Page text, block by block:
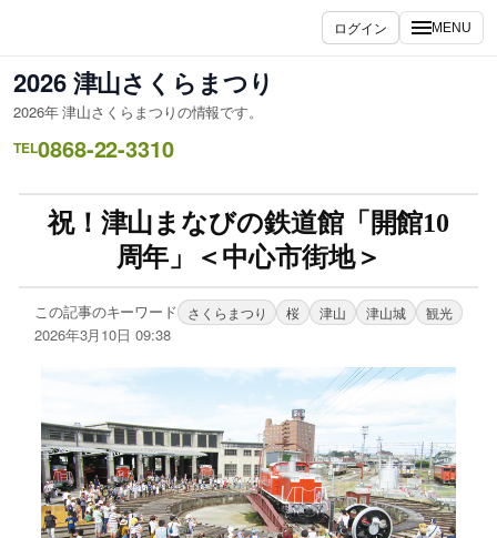
ログイン MENU
2026 津山さくらまつり
2026年 津山さくらまつりの情報です。
TEL0868-22-3310
祝！津山まなびの鉄道館「開館10
周年」＜中心市街地＞
この記事のキーワード さくらまつり 桜 津山 津山城 観光
2026年3月10日 09:38